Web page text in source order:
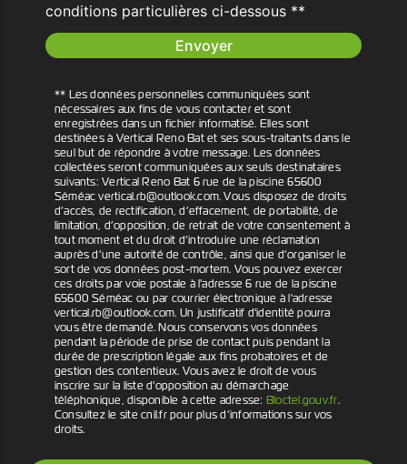
conditions particulières ci-dessous **
Envoyer
** Les données personnelles communiquées sont
nécessaires aux fins de vous contacter et sont
enregistrées dans un fichier informatisé. Elles sont
destinées à Vertical Reno Bat et ses sous-traitants dans le
seul but de répondre à votre message. Les données
collectées seront communiquées aux seuls destinataires
suivants: Vertical Reno Bat 6 rue de la piscine 65600
Séméac vertical.rb@outlook.com. Vous disposez de droits
d’accès, de rectification, d’effacement, de portabilité, de
limitation, d’opposition, de retrait de votre consentement à
tout moment et du droit d’introduire une réclamation
auprès d’une autorité de contrôle, ainsi que d’organiser le
sort de vos données post-mortem. Vous pouvez exercer
ces droits par voie postale à l'adresse 6 rue de la piscine
65600 Séméac ou par courrier électronique à l'adresse
vertical.rb@outlook.com. Un justificatif d'identité pourra
vous être demandé. Nous conservons vos données
pendant la période de prise de contact puis pendant la
durée de prescription légale aux fins probatoires et de
gestion des contentieux. Vous avez le droit de vous
inscrire sur la liste d'opposition au démarchage
téléphonique, disponible à cette adresse: Bloctel.gouv.fr.
Consultez le site cnil.fr pour plus d’informations sur vos
droits.